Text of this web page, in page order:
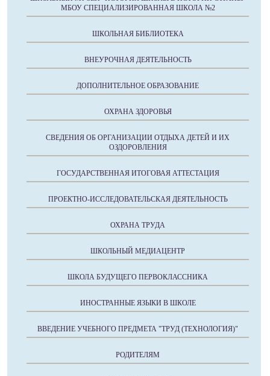
МБОУ СПЕЦИАЛИЗИРОВАННАЯ ШКОЛА №2
ШКОЛЬНАЯ БИБЛИОТЕКА
ВНЕУРОЧНАЯ ДЕЯТЕЛЬНОСТЬ
ДОПОЛНИТЕЛЬНОЕ ОБРАЗОВАНИЕ
ОХРАНА ЗДОРОВЬЯ
СВЕДЕНИЯ ОБ ОРГАНИЗАЦИИ ОТДЫХА ДЕТЕЙ И ИХ
ОЗДОРОВЛЕНИЯ
ГОСУДАРСТВЕННАЯ ИТОГОВАЯ АТТЕСТАЦИЯ
ПРОЕКТНО-ИССЛЕДОВАТЕЛЬСКАЯ ДЕЯТЕЛЬНОСТЬ
ОХРАНА ТРУДА
ШКОЛЬНЫЙ МЕДИАЦЕНТР
ШКОЛА БУДУЩЕГО ПЕРВОКЛАССНИКА
ИНОСТРАННЫЕ ЯЗЫКИ В ШКОЛЕ
ВВЕДЕНИЕ УЧЕБНОГО ПРЕДМЕТА "ТРУД (ТЕХНОЛОГИЯ)"
РОДИТЕЛЯМ